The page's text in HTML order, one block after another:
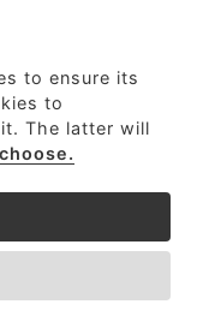
FTIR analyzátor
to ensure its
to
The latter will